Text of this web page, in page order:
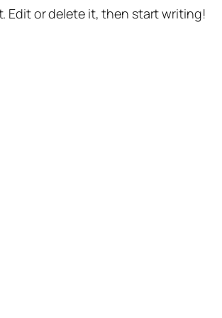
Edit or delete it, then start writing!